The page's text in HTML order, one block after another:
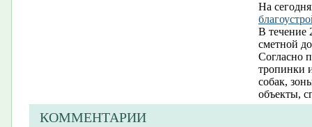
На
В течение
сметной
Согласно
тропинки
собак,
объекты,
КОММЕНТАРИИ